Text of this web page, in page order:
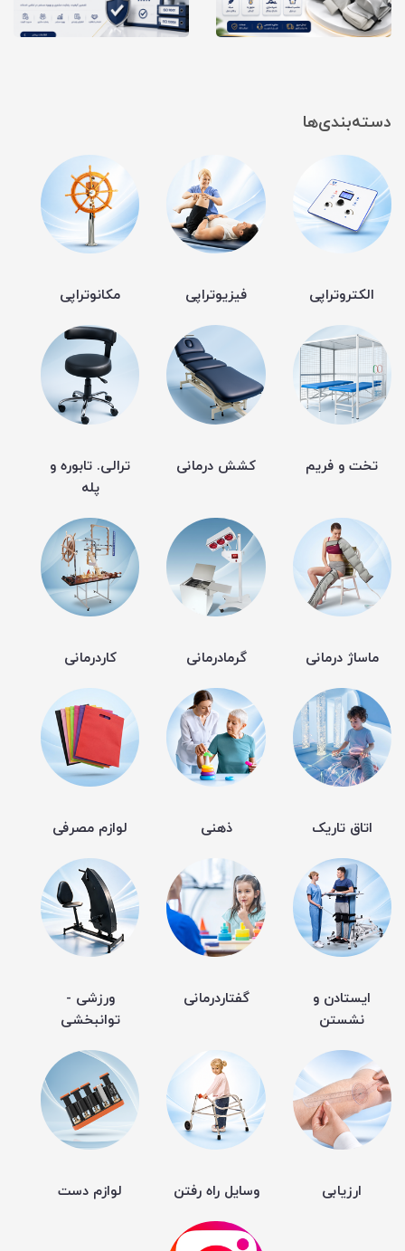
دسته‌بندی‌ها
الکتروتراپی فیزیوتراپی مکانوتراپی
تخت و فریم کشش درمانی
ترالی. تابوره و
پله
ماساژ درمانی گرمادرمانی کاردرمانی
اتاق تاریک ذهنی لوازم مصرفی
ایستادن و
نشستن
گفتاردرمانی
ورزشی -
توانبخشی
ارزیابی وسایل راه رفتن لوازم دست